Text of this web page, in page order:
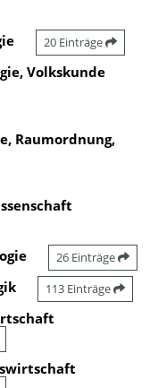
20 Einträge
Volkskunde
Raumordnung,
26 Einträge
113 Einträge